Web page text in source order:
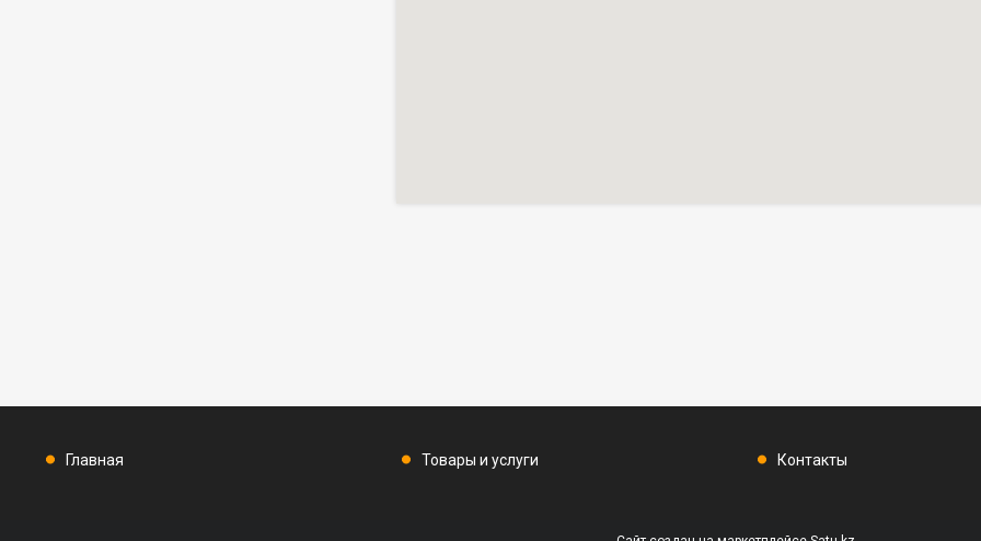
Главная Товары и услуги Контакты